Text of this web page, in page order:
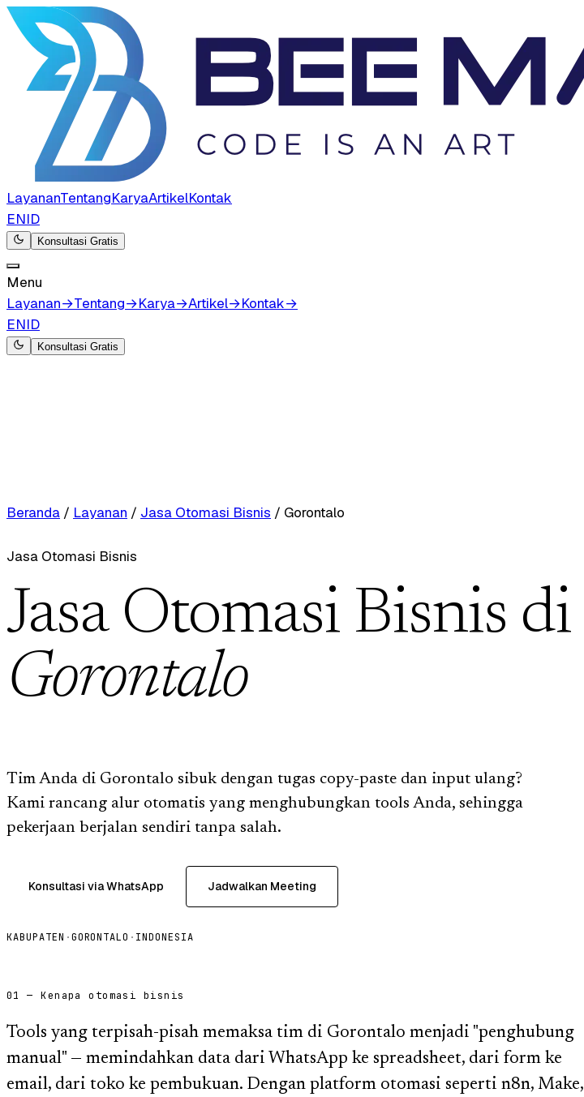
LayananTentangKaryaArtikelKontak
ENID
Konsultasi Gratis
Menu
Layanan→Tentang→Karya→Artikel→Kontak→
ENID
Konsultasi Gratis
Beranda / Layanan / Jasa Otomasi Bisnis / Gorontalo
Jasa Otomasi Bisnis
Jasa Otomasi Bisnis di
Gorontalo
Tim Anda di Gorontalo sibuk dengan tugas copy-paste dan input ulang?
Kami rancang alur otomatis yang menghubungkan tools Anda, sehingga
pekerjaan berjalan sendiri tanpa salah.
Konsultasi via WhatsApp Jadwalkan Meeting
KABUPATEN ·GORONTALO · INDONESIA
01 — Kenapa otomasi bisnis
Tools yang terpisah-pisah memaksa tim di Gorontalo menjadi "penghubung
manual" — memindahkan data dari WhatsApp ke spreadsheet, dari form ke
email, dari toko ke pembukuan. Dengan platform otomasi seperti n8n, Make,